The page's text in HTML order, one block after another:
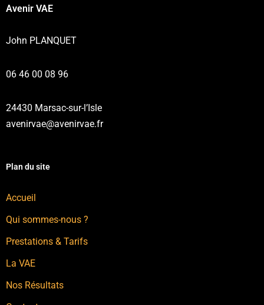
Avenir VAE
John PLANQUET
06 46 00 08 96
24430 Marsac-sur-l’Isle
avenirvae@avenirvae.fr
Plan du site
Accueil
Qui sommes-nous ?
Prestations & Tarifs
La VAE
Nos Résultats